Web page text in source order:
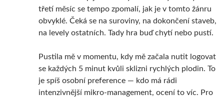
třetí měsíc se tempo zpomalí, jak je v tomto žánru
obvyklé. Čeká se na suroviny, na dokončení staveb,
na levely ostatních. Tady hra buď chytí nebo pustí.
Pustila mě v momentu, kdy mě začala nutit logovat
se každých 5 minut kvůli sklizni rychlých plodin. To
je spíš osobní preference — kdo má rádi
intenzivnější mikro-management, ocení to víc. Pro